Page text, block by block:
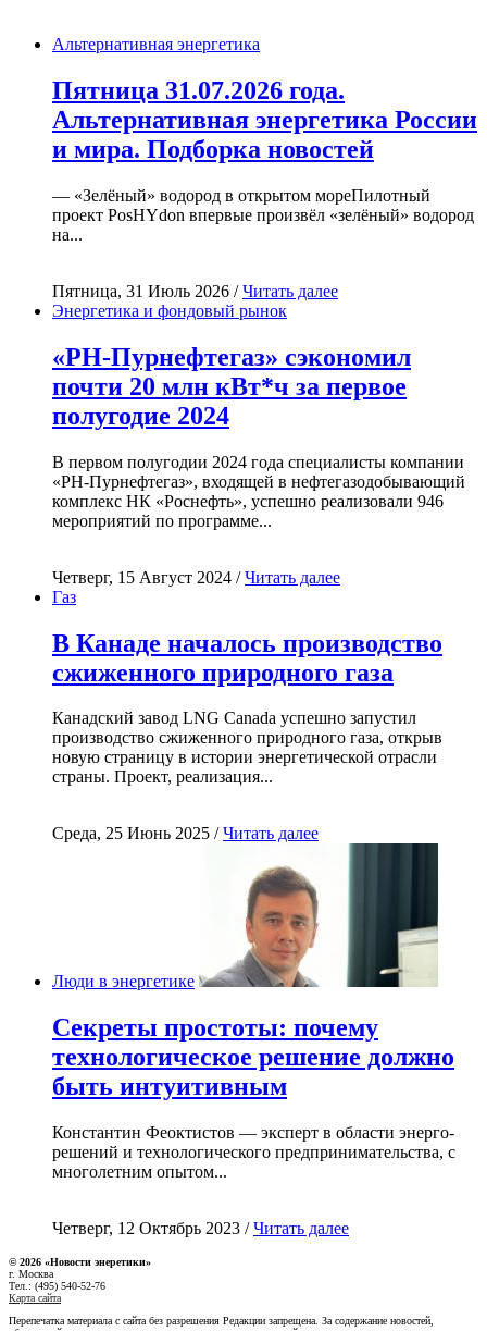
Альтернативная энергетика
Пятница 31.07.2026 года.
Альтернативная энергетика России
и мира. Подборка новостей
— «Зелёный» водород в открытом мореПилотный
проект PosHYdon впервые произвёл «зелёный» водород
на...
Пятница, 31 Июль 2026 /Читать далее
Энергетика и фондовый рынок
«РН-Пурнефтегаз» сэкономил
почти 20 млн кВт*ч за первое
полугодие 2024
В первом полугодии 2024 года специалисты компании
«РН-Пурнефтегаз», входящей в нефтегазодобывающий
комплекс НК «Роснефть», успешно реализовали 946
мероприятий по программе...
Четверг, 15 Август 2024 /Читать далее
Газ
В Канаде началось производство
сжиженного природного газа
Канадский завод LNG Canada успешно запустил
производство сжиженного природного газа, открыв
новую страницу в истории энергетической отрасли
страны. Проект, реализация...
Среда, 25 Июнь 2025 /Читать далее
Люди в энергетике
Секреты простоты: почему
технологическое решение должно
быть интуитивным
Константин Феоктистов — эксперт в области энерго-
решений и технологического предпринимательства, с
многолетним опытом...
Четверг, 12 Октябрь 2023 /Читать далее
© 2026 «Новости энеретики»
г. Москва
Тел.: (495) 540-52-76
Карта сайта
Перепечатка материала с сайта без разрешения Редакции запрещена. За содержание новостей,